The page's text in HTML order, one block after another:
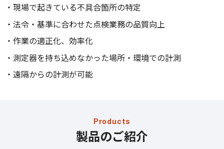
現場で起きている不具合箇所の特定
法令・基準に合わせた点検業務の品質向上
作業の適正化、効率化
測定器を持ち込めなかった場所・環境での計測
遠隔からの計測が可能
製品のご紹介
Products